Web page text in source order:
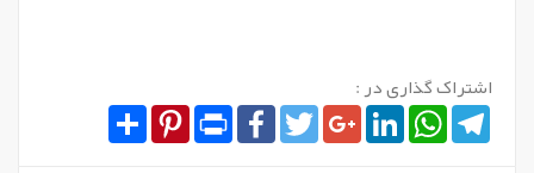
اشتراک گذاری در :
SharePinterest Print
FacebookTwitterGoogle+LinkedInWhatsAppTelegram